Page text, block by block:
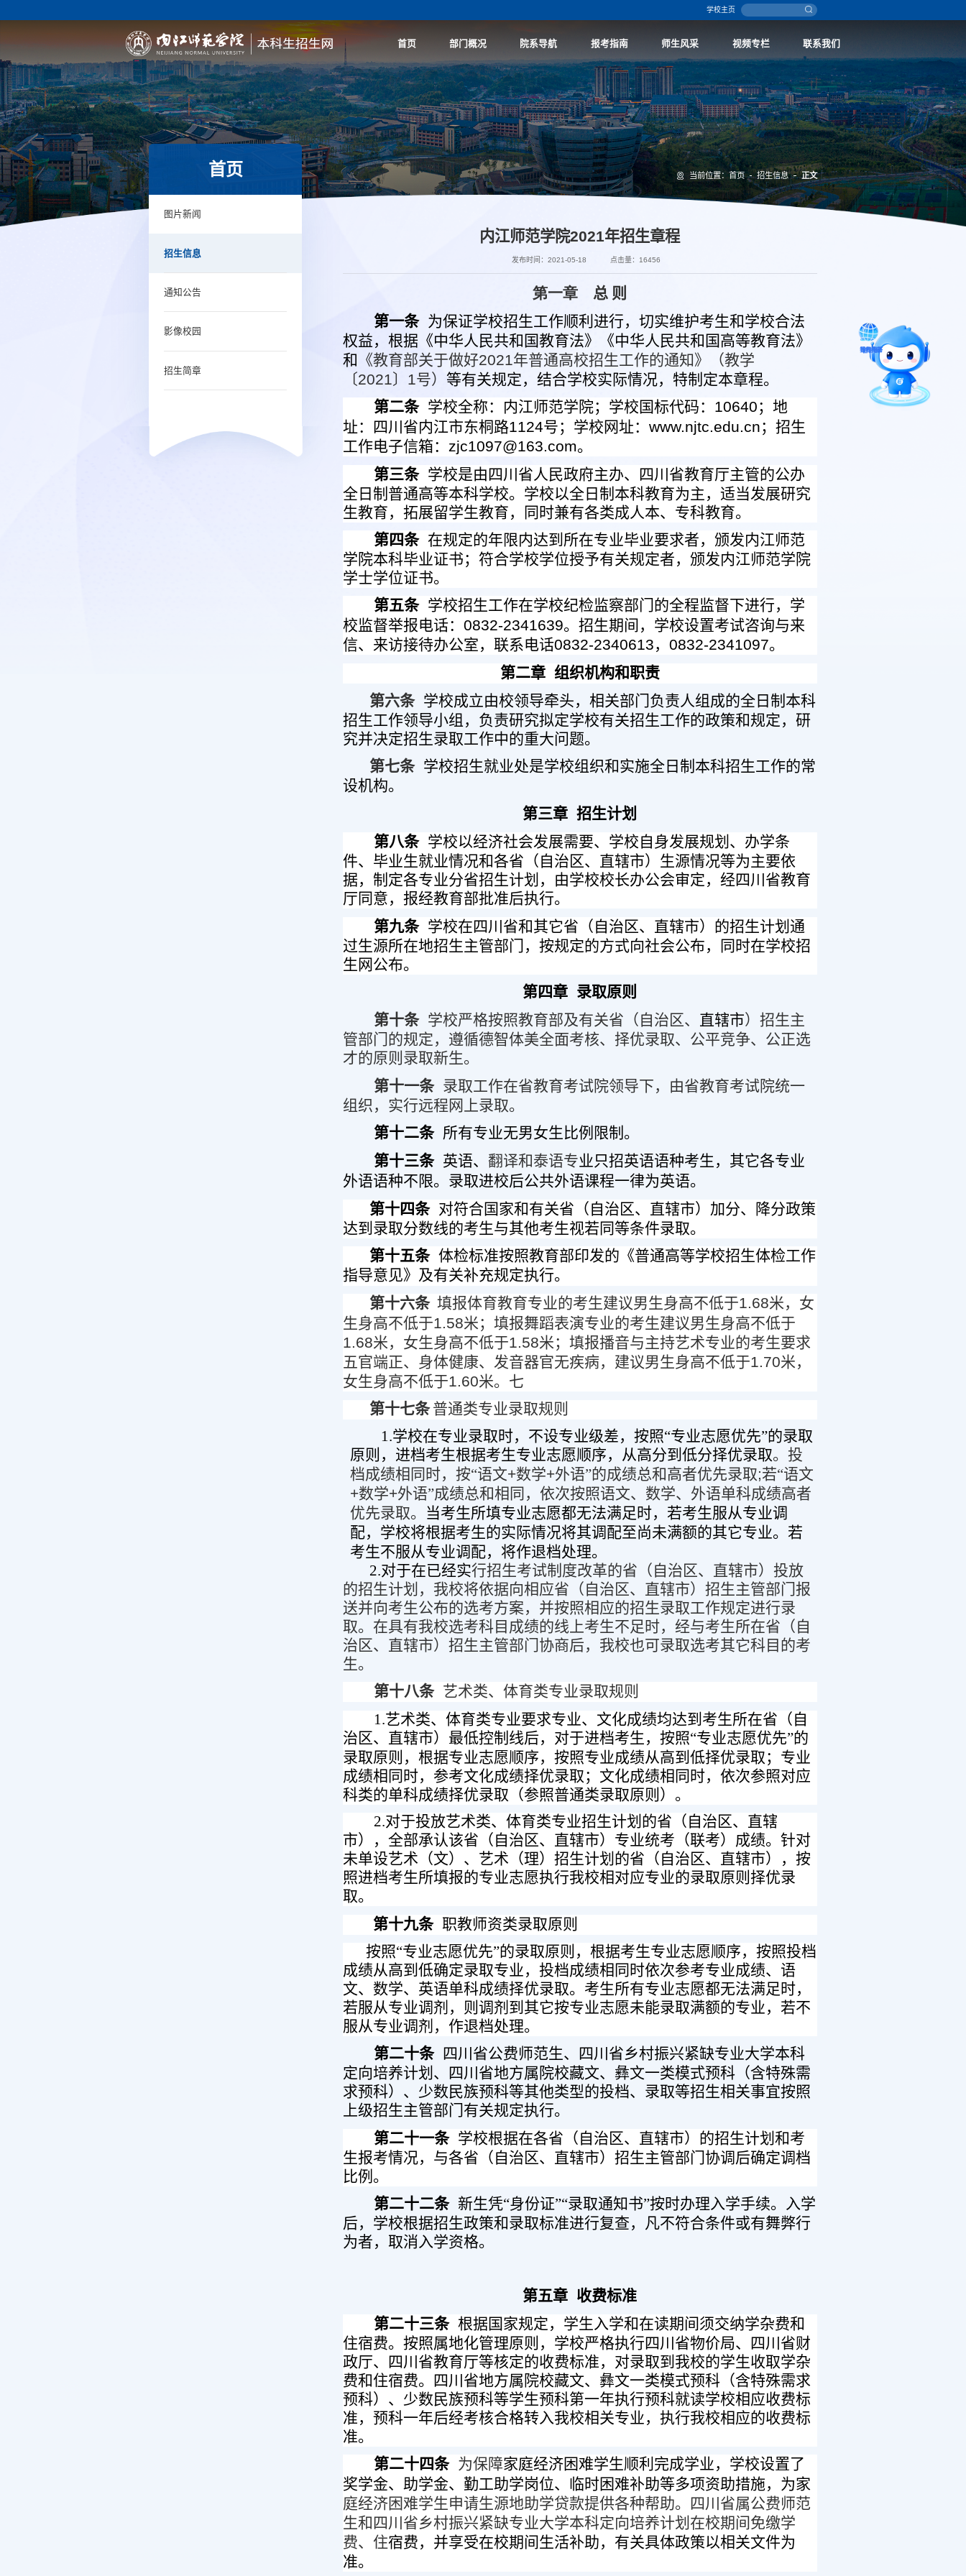
学校主页
首页 部门概况 院系导航 报考指南 师生风采 视频专栏 联系我们
当前位置：首页 招生信息 正文
首页
图片新闻
招生信息
通知公告
影像校园
招生简章
内江师范学院2021年招生章程
发布时间：2021-05-18 点击量： 16456
第一章 总 则
第一条 为保证学校招生工作顺利进行，切实维护考生和学校合法
权益，根据《中华人民共和国教育法》《中华人民共和国高等教育法》
和 《教育部关于做好2021年普通高校招生工作的通知》（教学
〔2021〕 1号） 等有关规定，结合学校实际情况，特制定本章程。
第二条 学校全称：内江师范学院；学校国标代码： 10640；地
址：四川省内江市东桐路1124号；学校网址： www.njtc.edu.cn；招生
工作电子信箱： zjc1097@163.com。
第三条 学校是由四川省人民政府主办、四川省教育厅主管的公办
全日制普通高等本科学校。学校以全日制本科教育为主，适当发展研究
生教育，拓展留学生教育，同时兼有各类成人本、专科教育。
第四条 在规定的年限内达到所在专业毕业要求者，颁发内江师范
学院本科毕业证书；符合学校学位授予有关规定者，颁发内江师范学院
学士学位证书。
第五条 学校招生工作在学校纪检监察部门的全程监督下进行， 学
校监督举报电话： 0832-2341639。招生期间，学校设置考试咨询与来
信、来访接待办公室，联系电话0832-2340613， 0832-2341097。
第二章 组织机构和职责
第六条 学校成立由校领导牵头，相关部门负责人组成的全日制本科
招生工作领导小组，负责研究拟定学校有关招生工作的政策和规定，研
究并决定招生录取工作中的重大问题。
第七条 学校招生就业处是学校组织和实施全日制本科招生工作的常
设机构。
第三章 招生计划
第八条 学校以经济社会发展需要、学校自身发展规划、办学条
件、毕业生就业情况和各省（自治区、直辖市）生源情况等为主要依
据，制定各专业分省招生计划，由学校校长办公会审定，经四川省教育
厅同意，报经教育部批准后执行。
第九条 学校在四川省和其它省（自治区、直辖市）的招生计划通
过生源所在地招生主管部门，按规定的方式向社会公布，同时在学校招
生网公布。
第四章 录取原则
第十条 学校严格按照教育部及有关省（自治区、 直辖市）招生主
管部门的规定，遵循德智体美全面考核、择优录取、公平竞争、公正选
才的原则录取新生。
第十一条 录取工作在省教育考试院领导下，由省教育考试院统一
组织，实行远程网上录取。
第十二条 所有专业无男女生比例限制。
第十三条 英语、 翻译和泰语专业只招英语语种考生，其它各专业
外语语种不限。录取进校后公共外语课程一律为英语。
第十四条 对符合国家和有关省（自治区、 直辖市）加分、降分政策
达到录取分数线的考生与其他考生视若同等条件录取。
第十五条 体检标准按照教育部印发的《普通高等学校招生体检工作
指导意见》及有关补充规定执行。
第十六条 填报体育教育专业的考生建议男生身高不低于1.68米，女
生身高不低于1.58米；填报舞蹈表演专业的考生建议男生身高不低于
1.68米，女生身高不低于1.58米；填报播音与主持艺术专业的考生要求
五官端正、身体健康、发音器官无疾病，建议男生身高不低于1.70米，
女生身高不低于1.60米。七
第十七条 普通类专业录取规则
1.学校在专业录取时，不设专业级差，按照“专业志愿优先”的录取
原则，进档考生根据考生专业志愿顺序，从高分到低分择优录取。投
档成绩相同时，按“语文+数学+外语”的成绩总和高者优先录取;若“语文
+数学+外语”成绩总和相同，依次按照语文、数学、外语单科成绩高者
优先录取。
当考生所填专业志愿都无法满足时，若考生服从专业调
配，学校将根据考生的实际情况将其调配至尚未满额的其它专业。若
考生不服从专业调配，将作退档处理。
2.对于在已经实行招生考试制度改革的省（自治区、直辖市）投放
的招生计划，我校将依据向相应省（自治区、直辖市）招生主管部门报
送并向考生公布的选考方案，并按照相应的招生录取工作规定进行录
取。在具有我校选考科目成绩的线上考生不足时，经与考生所在省（自
治区、直辖市）招生主管部门协商后，我校也可录取选考其它科目的考
生。
第十八条 艺术类、体育类专业录取规则
1.艺术类、体育类专业要求专业、文化成绩均达到考生所在省（自
治区、 直辖市）最低控制线后，对于进档考生， 按照“专业志愿优先”的
录取原则， 根据专业志愿顺序， 按照专业成绩从高到低择优录取；专业
成绩相同时，参考文化成绩择优录取；文化成绩相同时，依次参照对应
科类的单科成绩择优录取（参照普通类录取原则）。
2.对于投放艺术类、体育类专业招生计划的省（自治区、 直辖
市） ，全部承认该省（自治区、 直辖市） 专业统考（联考）成绩。针对
未单设艺术（文）、艺术（理）招生计划的省（自治区、 直辖市）
，按
照进档考生所填报的专业志愿执行我校相对应专业的录取原则择优录
取。
第十九条 职教师资类录取原则
按照“专业志愿优先”的录取原则，根据考生专业志愿顺序，按照投档
成绩从高到低确定录取专业，投档成绩相同时依次参考专业成绩、语
文、数学、英语单科成绩择优录取。考生所有专业志愿都无法满足时，
若服从专业调剂，则调剂到其它按专业志愿未能录取满额的专业，若不
服从专业调剂，作退档处理。
第二十条 四川省公费师范生、四川省乡村振兴紧缺专业大学本科
定向培养计划、四川省地方属院校藏文、彝文一类模式预科（含特殊需
求预科）、少数民族预科等其他类型的投档、录取等招生相关事宜按照
上级招生主管部门有关规定执行。
第二十一条 学校根据在各省（自治区、直辖市）的招生计划和考
生报考情况，与各省（自治区、直辖市）招生主管部门协调后确定调档
比例。
第二十二条 新生凭“身份证”“录取通知书”按时办理入学手续。入学
后，学校根据招生政策和录取标准进行复查，凡不符合条件或有舞弊行
为者，取消入学资格。
第五章 收费标准
第二十三条 根据国家规定，学生入学和在读期间须交纳学杂费和
住宿费。按照属地化管理原则，学校严格执行四川省物价局、四川省财
政厅、四川省教育厅等核定的收费标准，对录取到我校的学生收取学杂
费和住宿费。 四川省地方属院校藏文、彝文一类模式预科（含特殊需求
预科）、少数民族预科等学生预科第一年执行预科就读学校相应收费标
准，预科一年后经考核合格转入我校相关专业，执行我校相应的收费标
准。
第二十四条 为保障家庭经济困难学生顺利完成学业，学校设置了
奖学金、助学金、勤工助学岗位、临时困难补助等多项资助措施，为家
庭经济困难学生申请生源地助学贷款提供各种帮助。
四川省属公费师范
生和四川省乡村振兴紧缺专业大学本科定向培养计划在校期间免缴学
费、住宿费，并享受在校期间生活补助，有关具体政策以相关文件为
准。
智能问答